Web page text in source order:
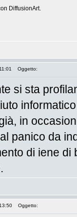
DiffusionArt.
Oggetto:
si sta
in
panico da
di iene
Oggetto: